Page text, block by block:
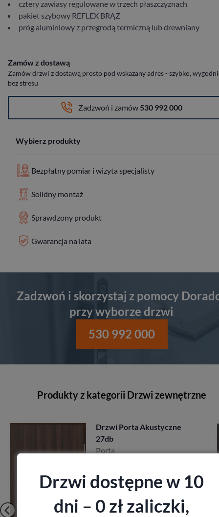
cztery zawiasy regulowane w trzech płaszczyznach
pakiet szybowy REFLEX BRĄZ
próg aluminiowy z przegrodą termiczną lub drewniany
Zamów z dostawą
Zamów drzwi z dostawą prosto pod wskazany adres - szybko,
bez stresu
Zadzwoń i zamów 530 992 000
Wybierz produkty
Bezpłatny pomiar i wizyta specjalisty
Solidny montaż
Sprawdzony produkt
Gwarancja na lata
Zadzwoń i skorzystaj z pomocy
przy wyborze drzwi
530 992 000
Produkty z kategorii Drzwi zewnętrzne
Drzwi Porta Akustyczne
27db
Porta
Drzwi dostępne w 10
dni – 0 zł zaliczki,